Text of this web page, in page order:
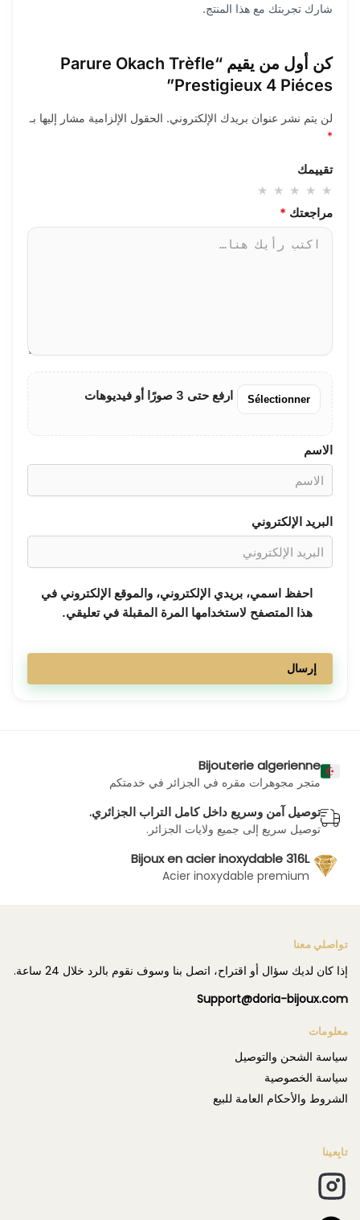
شارك تجربتك مع هذا المنتج.
كن أول من يقيم “Parure Okach Trèfle
Prestigieux 4 Piéces”
لن يتم نشر عنوان بريدك الإلكتروني. الحقول الإلزامية مشار إليها بـ
*
تقييمك
مراجعتك *
Sélectionner ارفع حتى 3 صورًا أو فيديوهات
الاسم
البريد الإلكتروني
احفظ اسمي، بريدي الإلكتروني، والموقع الإلكتروني في
هذا المتصفح لاستخدامها المرة المقبلة في تعليقي.
Bijouterie algerienne
متجر مجوهرات مقره في الجزائر في خدمتكم
توصيل آمن وسريع داخل كامل التراب الجزائري.
توصيل سريع إلى جميع ولايات الجزائر.
Bijoux en acier inoxydable 316L
Acier inoxydable premium
تواصلي معنا
إذا كان لديك سؤال أو اقتراح، اتصل بنا وسوف نقوم بالرد خلال 24 ساعة.
Support@doria-bijoux.com
معلومات
سياسة الشحن والتوصيل
سياسة الخصوصية
الشروط والأحكام العامة للبيع
تابِعينا